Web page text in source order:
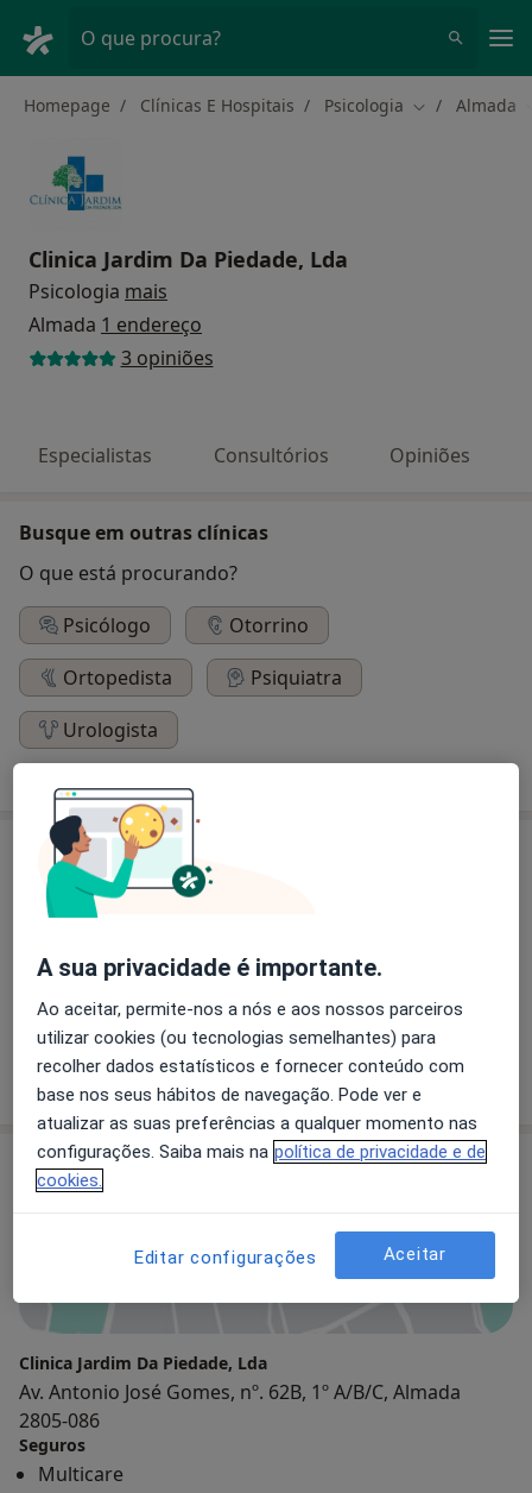
O que procura?
Homepage Clínicas E Hospitais Psicologia Mudar de
Almada
Clinica Jardim Da Piedade, Lda
Psicologia mais
Almada 1 endereço
3 opiniões
Especialistas Consultórios Opiniões
Busque em outras clínicas
O que está procurando?
Psicólogo
Otorrino
Ortopedista
Psiquiatra
Urologista
Especialistas
Alergologista
Dra. Elvira Camacho
Alergologista
Consultório
Ampliar o mapa
Clinica Jardim Da Piedade, Lda
Av. Antonio José Gomes, nº. 62B, 1º A/B/C, Almada
2805-086
Seguros
Multicare
A sua privacidade é importante.
Ao aceitar, permite-nos a nós e aos nossos parceiros
utilizar cookies (ou tecnologias semelhantes) para
recolher dados estatísticos e fornecer conteúdo com
base nos seus hábitos de navegação. Pode ver e
atualizar as suas preferências a qualquer momento nas
configurações. Saiba mais na política de privacidade e de
cookies.
Editar configurações Aceitar